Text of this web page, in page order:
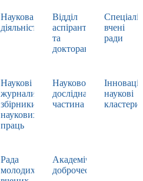
Наукова
діяльність
Відділ
аспірантури
та
докторантури
вчені
ради
Наукові
журнали,
збірники
наукових
праць
Науково-
дослідна
частина
наукові
кластери
Рада
молодих
Академічна
доброчесність